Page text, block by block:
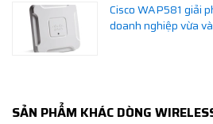
Cisco WAP581 giải
doanh nghiệp vừa
SẢN PHẨM KHÁC DÒNG